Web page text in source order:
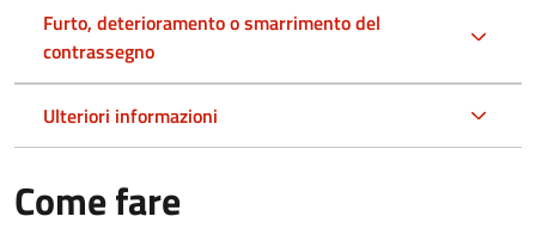
Furto, deterioramento o smarrimento del
contrassegno
Ulteriori informazioni
Come fare